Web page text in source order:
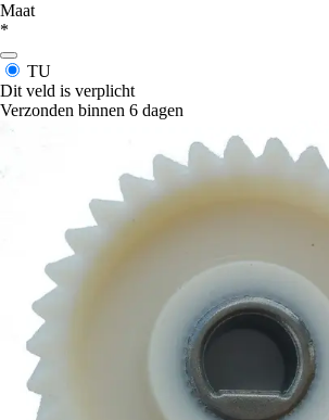
Maat
*
TU
Dit veld is verplicht
Verzonden binnen 6 dagen